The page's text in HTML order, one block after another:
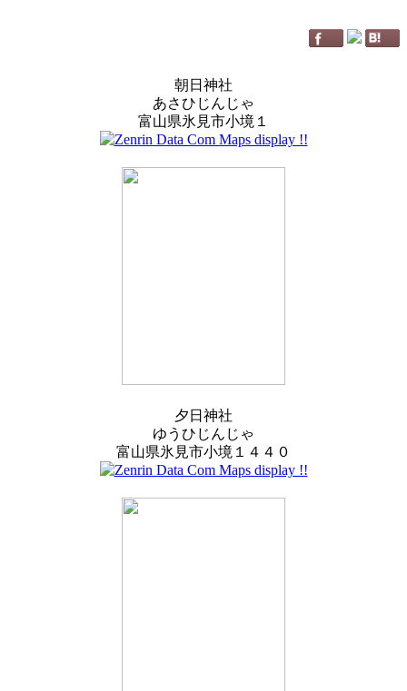
朝日神社
あさひじんじゃ
富山県氷見市小境１
夕日神社
ゆうひじんじゃ
富山県氷見市小境１４４０